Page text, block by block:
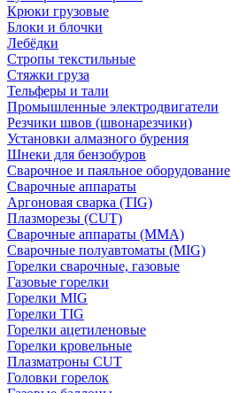
Крюки грузовые
Блоки и блочки
Лебёдки
Стропы текстильные
Стяжки груза
Тельферы и тали
Промышленные электродвигатели
Резчики швов (швонарезчики)
Установки алмазного бурения
Шнеки для бензобуров
Сварочное и паяльное оборудование
Сварочные аппараты
Аргоновая сварка (TIG)
Плазморезы (CUT)
Сварочные аппараты (MMA)
Сварочные полуавтоматы (MIG)
Горелки сварочные, газовые
Газовые горелки
Горелки MIG
Горелки TIG
Горелки ацетиленовые
Горелки кровельные
Плазматроны CUT
Головки горелок